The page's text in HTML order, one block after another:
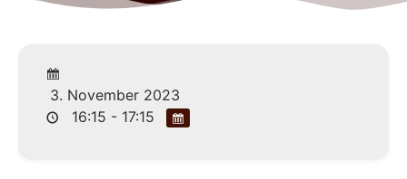
3. November 2023
16:15 - 17:15